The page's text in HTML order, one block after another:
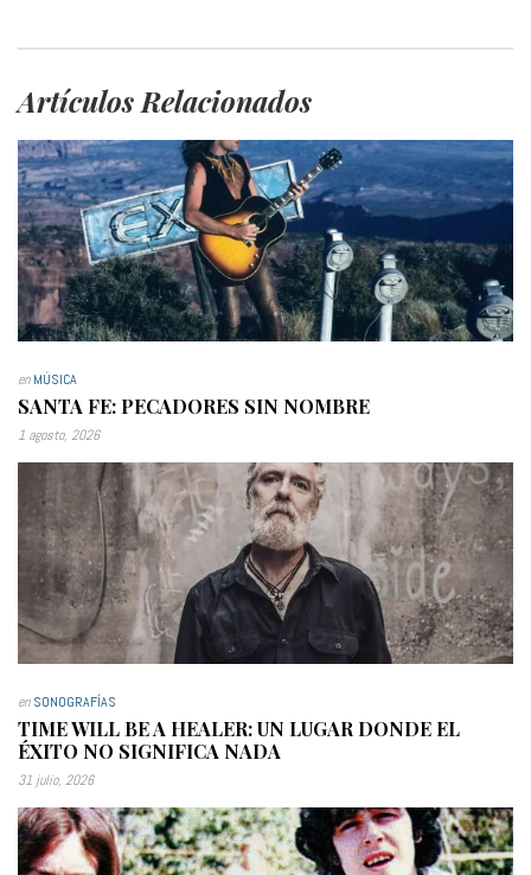
Artículos Relacionados
enMÚSICA
SANTA FE: PECADORES SIN NOMBRE
1 agosto, 2026
enSONOGRAFÍAS
TIME WILL BE A HEALER: UN LUGAR DONDE EL
ÉXITO NO SIGNIFICA NADA
31 julio, 2026